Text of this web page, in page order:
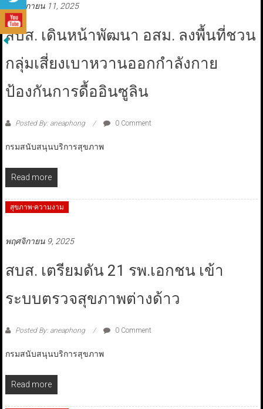
พฤศจิกายน 11, 2025
สบส. เดินหน้าพัฒนา อสม. ลงพื้นที่ชวน
กลุ่มเสี่ยงเบาหวานออกกำลังกาย
ป้องกันการดื้ออินซูลิน
Posted By: aneaphong 0 Comment
กรมสนับสนุนบริการสุขภาพ
Read more
สุขภาพ-ความงาม
พฤศจิกายน 9, 2025
สบส. เตรียมดัน 21 รพ.เอกชน เข้า
ระบบตรวจสุขภาพต่างด้าว
Posted By: aneaphong 0 Comment
กรมสนับสนุนบริการสุขภาพ
Read more